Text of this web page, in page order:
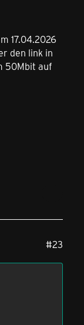
17.04.2026
den link in
50Mbit auf
#23